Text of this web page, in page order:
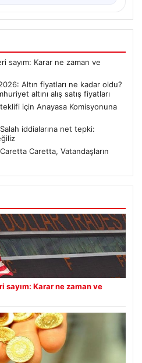
sayım: Karar ne zaman ve
Altın fiyatları ne kadar oldu?
altını alış satış fiyatları
teklifi için Anayasa Komisyonuna
iddialarına net tepki:
Caretta, Vatandaşların
sayım: Karar ne zaman ve